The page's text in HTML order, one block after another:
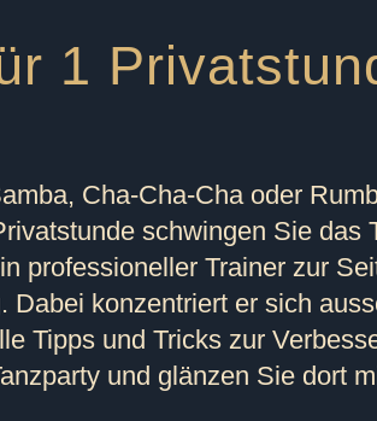
1
Cha-Cha-Cha oder
schwingen Sie das
professioneller Trainer zur
Dabei konzentriert er sich
Tipps und Tricks zur
und glänzen Sie dort